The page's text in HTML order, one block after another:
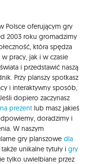
Polsce oferującym gry
2003 roku gromadzimy
która spędza
pracy, jak i w czasie
i przedstawić naszą
Przy planszy spotkasz
i interaktywny sposób,
dopiero zaczynasz
prezent lub masz jakieś
doradzimy i
W naszym
gry planszowe dla
także unikalne tytuły i gry
tylko uwielbiane przez